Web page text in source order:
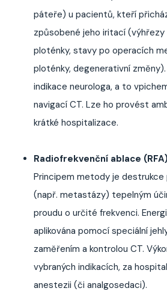
páteře) u pacientů, kteří
způsobené jeho iritací
ploténky, stavy po operacích
ploténky, degenerativní
indikace neurologa, a to
navigací CT. Lze ho provést
krátké hospitalizace.
Radiofrekvenční ablace (RFA)
Principem metody je
(např. metastázy) tepelným
proudu o určité frekvenci.
aplikována pomocí speciální
zaměřením a kontrolou CT.
vybraných indikacích, za
anestezii (či analgosedaci).